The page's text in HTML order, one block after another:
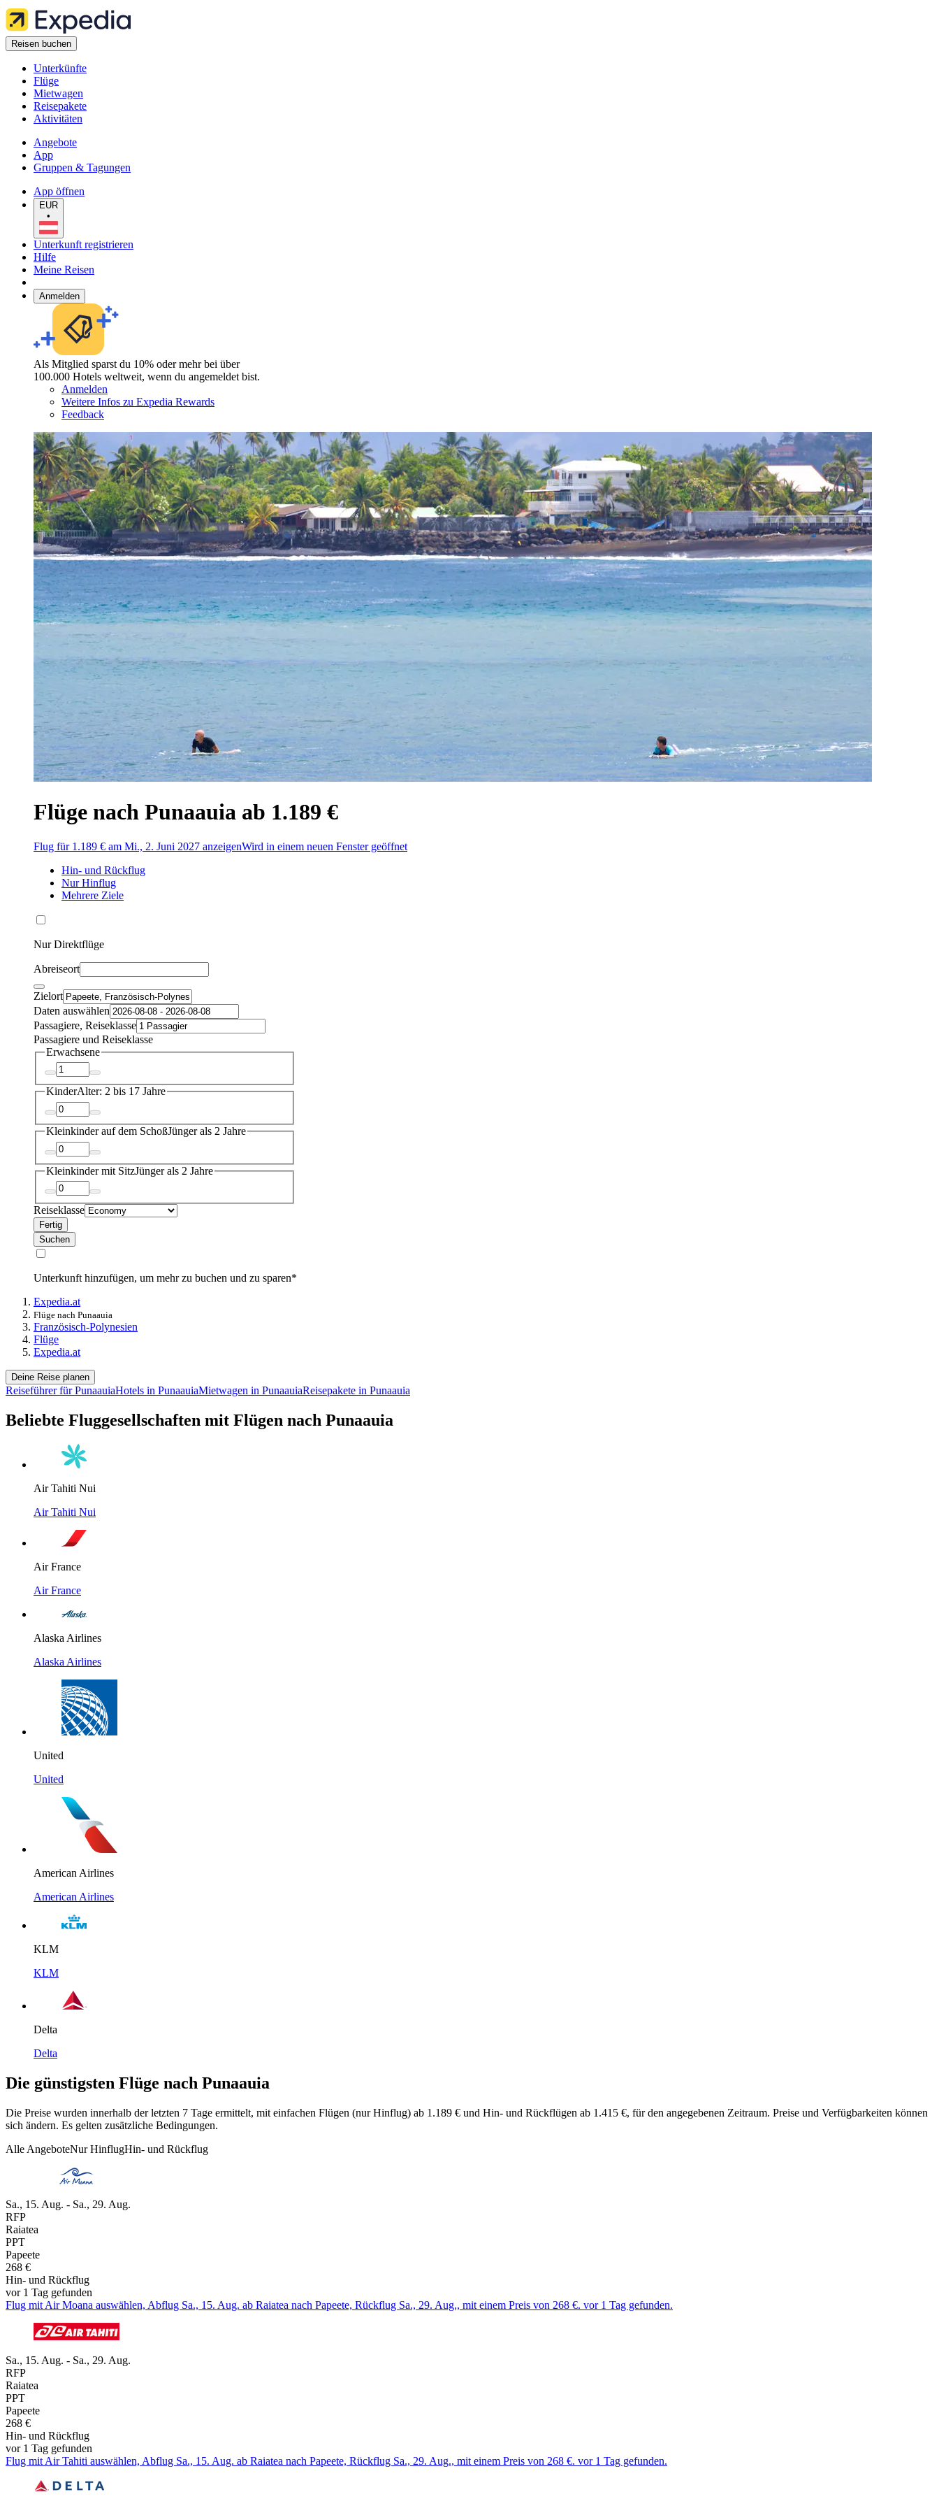
Reisen buchen
Unterkünfte
Flüge
Mietwagen
Reisepakete
Aktivitäten
Angebote
App
Gruppen & Tagungen
App öffnen
EUR
•
Unterkunft registrieren
Hilfe
Meine Reisen
Anmelden
Als Mitglied sparst du 10% oder mehr bei über
100.000 Hotels weltweit, wenn du angemeldet bist.
Anmelden
Weitere Infos zu Expedia Rewards
Feedback
Flüge nach Punaauia ab 1.189 €
Flug für 1.189 € am Mi., 2. Juni 2027 anzeigenWird in einem neuen Fenster geöffnet
Hin- und Rückflug
Nur Hinflug
Mehrere Ziele
Nur Direktflüge
Abreiseort
Zielort
Daten auswählen
Passagiere, Reiseklasse
Passagiere und Reiseklasse
Erwachsene
KinderAlter: 2 bis 17 Jahre
Kleinkinder auf dem SchoßJünger als 2 Jahre
Kleinkinder mit SitzJünger als 2 Jahre
Reiseklasse
Fertig
Suchen
Unterkunft hinzufügen, um mehr zu buchen und zu sparen*
Expedia.at
Flüge nach Punaauia
Französisch-Polynesien
Flüge
Expedia.at
Deine Reise planen
Reiseführer für PunaauiaHotels in PunaauiaMietwagen in PunaauiaReisepakete in Punaauia
Beliebte Fluggesellschaften mit Flügen nach Punaauia
Air Tahiti Nui
Air Tahiti Nui
Air France
Air France
Alaska Airlines
Alaska Airlines
United
United
American Airlines
American Airlines
KLM
KLM
Delta
Delta
Die günstigsten Flüge nach Punaauia
Die Preise wurden innerhalb der letzten 7 Tage ermittelt, mit einfachen Flügen (nur Hinflug) ab 1.189 € und Hin- und Rückflügen ab 1.415 €, für den angegebenen Zeitraum. Preise und Verfügbarkeiten können
sich ändern. Es gelten zusätzliche Bedingungen.
Alle AngeboteNur HinflugHin- und Rückflug
Sa., 15. Aug. - Sa., 29. Aug.
RFP
Raiatea
PPT
Papeete
268 €
Hin- und Rückflug
vor 1 Tag gefunden
Flug mit Air Moana auswählen, Abflug Sa., 15. Aug. ab Raiatea nach Papeete, Rückflug Sa., 29. Aug., mit einem Preis von 268 €. vor 1 Tag gefunden.
Sa., 15. Aug. - Sa., 29. Aug.
RFP
Raiatea
PPT
Papeete
268 €
Hin- und Rückflug
vor 1 Tag gefunden
Flug mit Air Tahiti auswählen, Abflug Sa., 15. Aug. ab Raiatea nach Papeete, Rückflug Sa., 29. Aug., mit einem Preis von 268 €. vor 1 Tag gefunden.